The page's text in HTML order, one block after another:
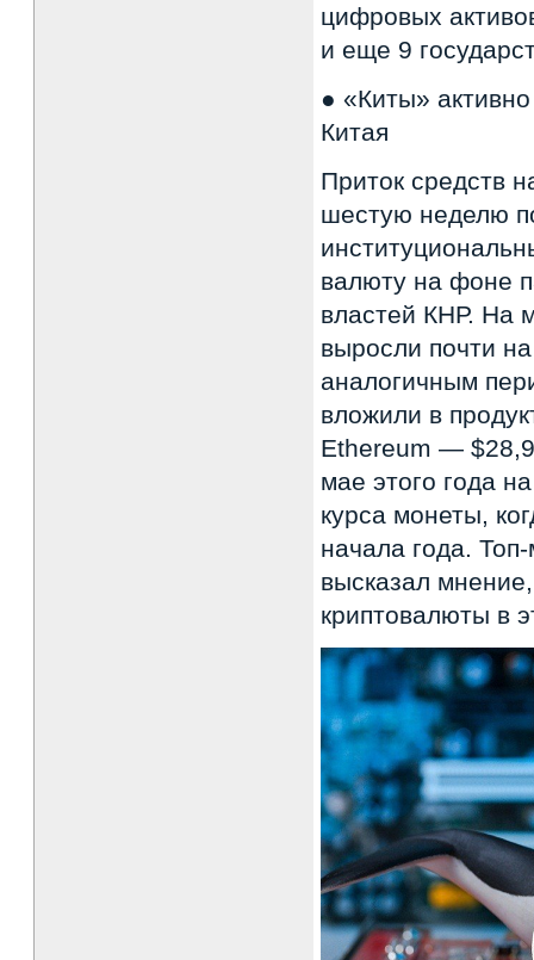
цифровых
и еще 9
● «Киты»
Китая
Приток средств
шестую неделю
валюту на фоне
властей КНР. На
выросли почти
аналогичным
вложили в
Ethereum —
мае этого года
курса монеты,
начала года.
высказал
криптовалюты в